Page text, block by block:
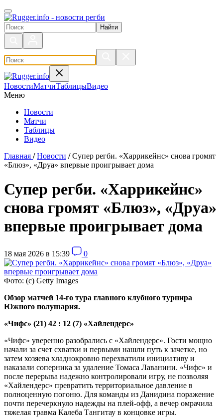
Поиск по сайту
НовостиМатчиТаблицыВидео
Меню
Новости
Матчи
Таблицы
Видео
Главная / Новости / Супер регби. «Харрикейнс» снова громят
«Блюз», «Друа» впервые проигрывает дома
Супер регби. «Харрикейнс»
снова громят «Блюз», «Друа»
впервые проигрывает дома
18 мая 2026 в 15:39 0
Фото: (с) Getty Images
Обзор матчей 14-го тура главного клубного турнира
Южного полушария.
«Чифс» (21) 42 : 12 (7) «Хайлендерс»
«Чифс» уверенно разобрались с «Хайлендерс». Гости мощно
начали за счет схватки и первыми нашли путь к зачетке, но
затем хозяева хладнокровно перехватили инициативу и
наказали соперника за удаление Томаса Лаванини. «Чифс» и
после перерыва надежно контролировали игру, не позволяя
«Хайлендерс» превратить территориальное давление в
полноценную погоню. Для команды из Данидина поражение
почти перечеркнуло надежды на плей-офф, а вечер омрачила
тяжелая травма Калеба Тангитау в концовке игры.